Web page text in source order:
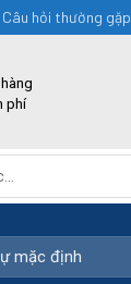
Câu hỏi thường gặp
phí